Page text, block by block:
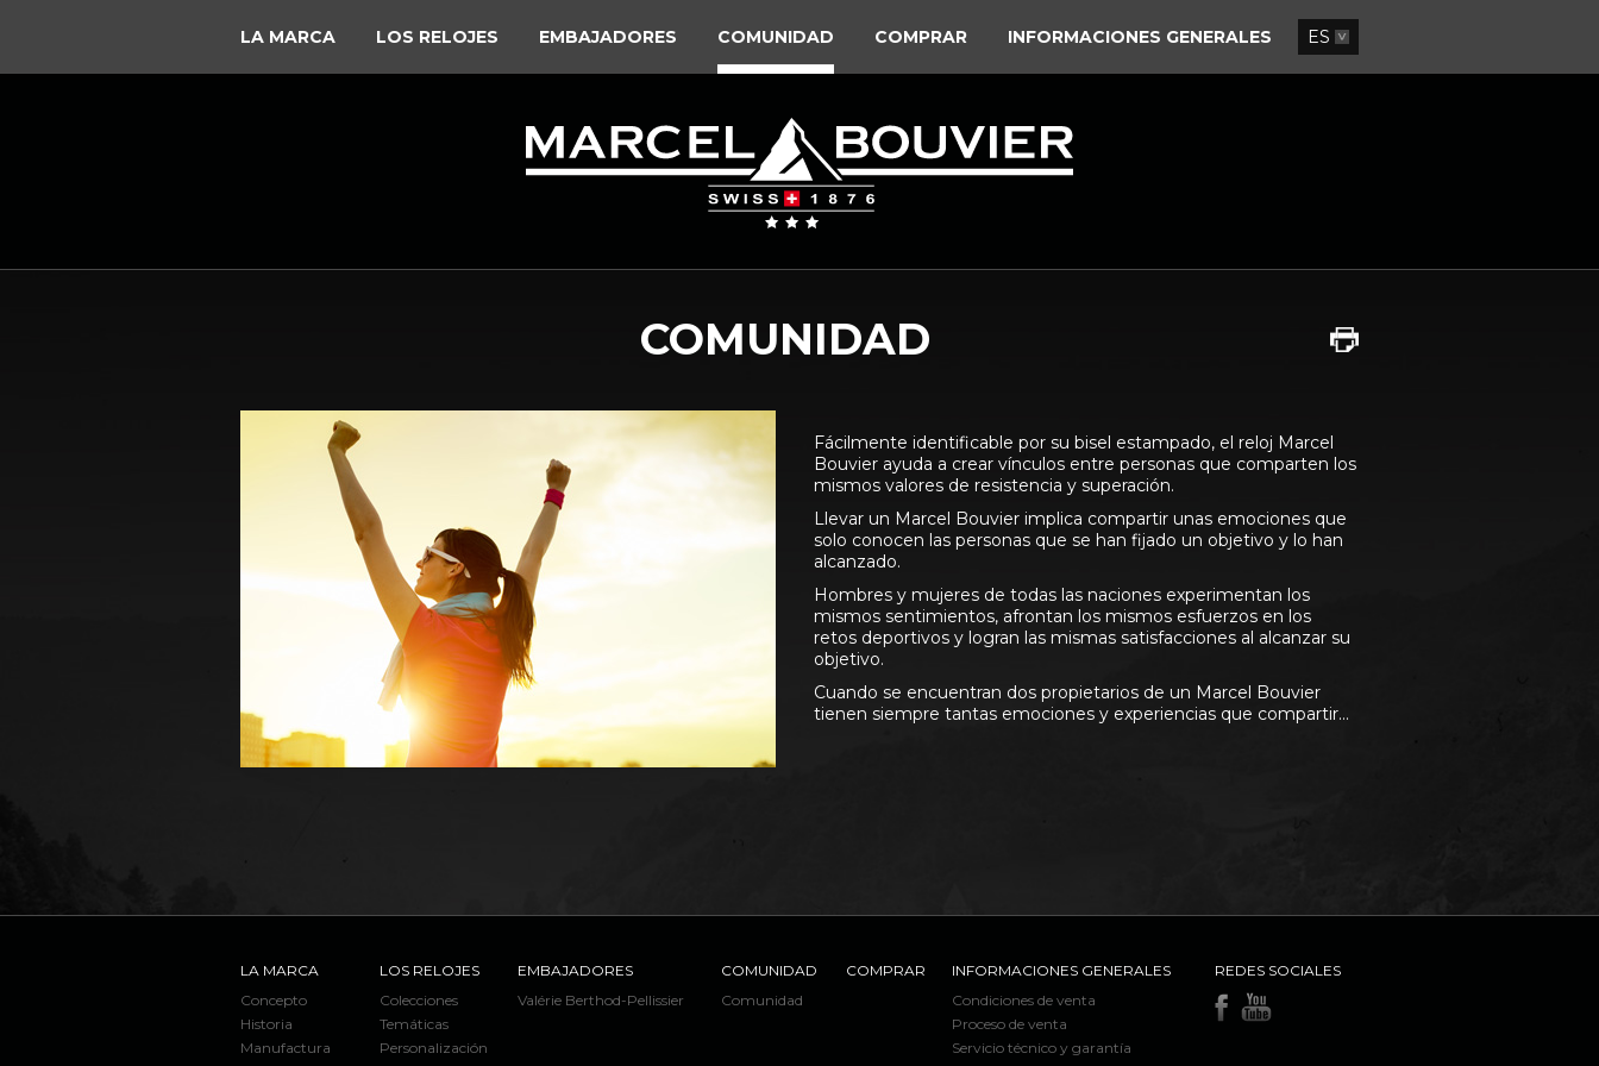
LA MARCA LOS RELOJES EMBAJADORES COMUNIDAD COMPRAR INFORMACIONES GENERALES ES
COMUNIDAD
Fácilmente identificable por su bisel estampado, el reloj Marcel
Bouvier ayuda a crear vínculos entre personas que comparten los
mismos valores de resistencia y superación.
Llevar un Marcel Bouvier implica compartir unas emociones que
solo conocen las personas que se han fijado un objetivo y lo han
alcanzado.
Hombres y mujeres de todas las naciones experimentan los
mismos sentimientos, afrontan los mismos esfuerzos en los
retos deportivos y logran las mismas satisfacciones al alcanzar su
objetivo.
Cuando se encuentran dos propietarios de un Marcel Bouvier
tienen siempre tantas emociones y experiencias que compartir…
LA MARCA
Concepto
Historia
Manufactura
LOS RELOJES
Colecciones
Temáticas
Personalización
EMBAJADORES
Valérie Berthod-Pellissier
COMUNIDAD
Comunidad
COMPRAR
INFORMACIONES GENERALES
Condiciones de venta
Proceso de venta
Servicio técnico y garantía
REDES SOCIALES